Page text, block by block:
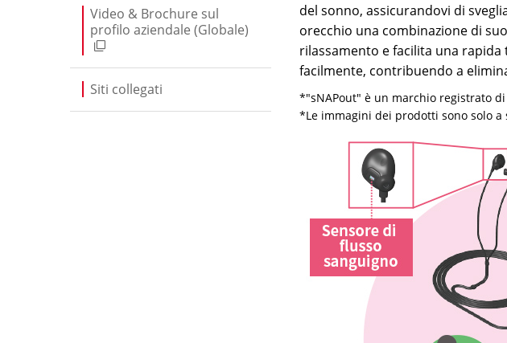
del sonno, assicurandovi di
orecchio una combinazione di
rilassamento e facilita una
facilmente, contribuendo a
*"sNAPout" è un marchio registrato di
*Le immagini dei prodotti sono solo a
Video & Brochure sul
profilo aziendale (Globale)
Siti collegati